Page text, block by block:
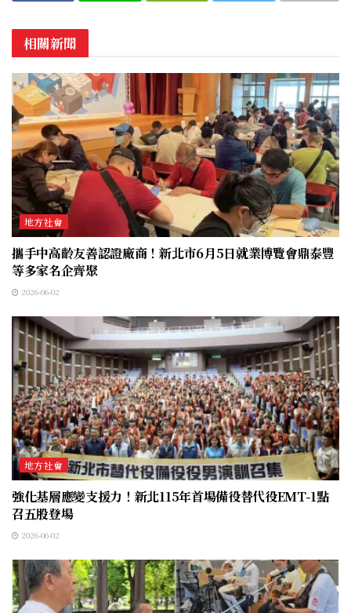
相關新聞
地方社會
攜手中高齡友善認證廠商！新北市6月5日就業博覽會鼎泰豐
等多家名企齊聚
2026-06-02
地方社會
強化基層應變支援力！新北115年首場備役替代役EMT-1點
召五股登場
2026-06-02